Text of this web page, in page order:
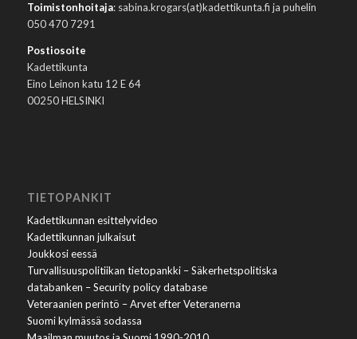
Toimistonhoitaja: sabina.krogars(at)kadettikunta.fi ja puhelin
050 470 7291
Postiosoite
Kadettikunta
Eino Leinon katu 12 E 64
00250 HELSINKI
TIETOPANKIT
Kadettikunnan esittelyvideo
Kadettikunnan julkaisut
Joukkosi eessä
Turvallisuuspolitiikan tietopankki – Säkerhetspolitiska
databanken – Security policy database
Veteraanien perintö – Arvet efter Veteranerna
Suomi kylmässä sodassa